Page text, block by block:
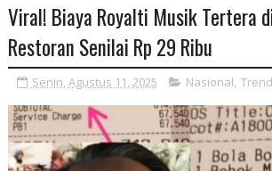
Viral! Biaya Royalti Musik Tertera
Restoran Senilai Rp 29 Ribu
Senin, Agustus 11, 2025 Nasional,